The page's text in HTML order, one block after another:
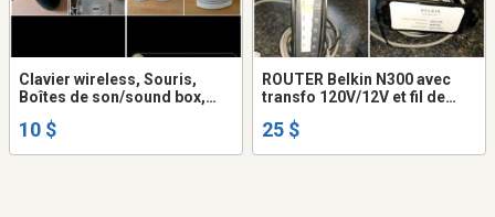
Clavier wireless, Souris,
Boîtes de son/sound box,
10 $
ROUTER Belkin N300 avec
transfo 120V/12V et fil de
25 $